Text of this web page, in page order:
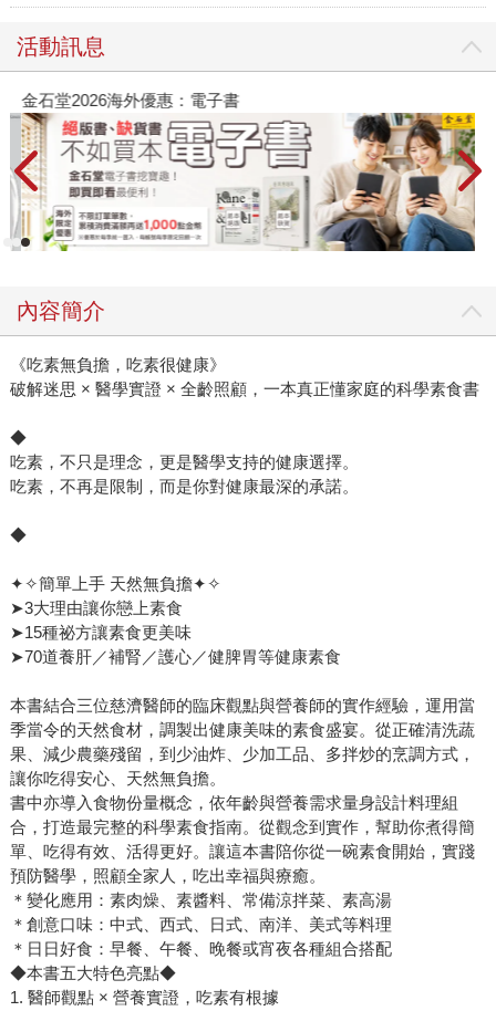
活動訊息
金石堂2026海外優惠：電子書
內容簡介
《吃素無負擔，吃素很健康》
破解迷思 × 醫學實證 × 全齡照顧，一本真正懂家庭的科學素食書
◆
吃素，不只是理念，更是醫學支持的健康選擇。
吃素，不再是限制，而是你對健康最深的承諾。
◆
✦✧簡單上手 天然無負擔✦✧
➤3大理由讓你戀上素食
➤15種祕方讓素食更美味
➤70道養肝／補腎／護心／健脾胃等健康素食
本書結合三位慈濟醫師的臨床觀點與營養師的實作經驗，運用當
季當令的天然食材，調製出健康美味的素食盛宴。從正確清洗蔬
果、減少農藥殘留，到少油炸、少加工品、多拌炒的烹調方式，
讓你吃得安心、天然無負擔。
書中亦導入食物份量概念，依年齡與營養需求量身設計料理組
合，打造最完整的科學素食指南。從觀念到實作，幫助你煮得簡
單、吃得有效、活得更好。讓這本書陪你從一碗素食開始，實踐
預防醫學，照顧全家人，吃出幸福與療癒。
＊變化應用：素肉燥、素醬料、常備涼拌菜、素高湯
＊創意口味：中式、西式、日式、南洋、美式等料理
＊日日好食：早餐、午餐、晚餐或宵夜各種組合搭配
◆本書五大特色亮點◆
1. 醫師觀點 × 營養實證，吃素有根據